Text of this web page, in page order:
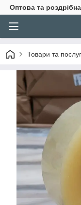
Оптова та
Товари та